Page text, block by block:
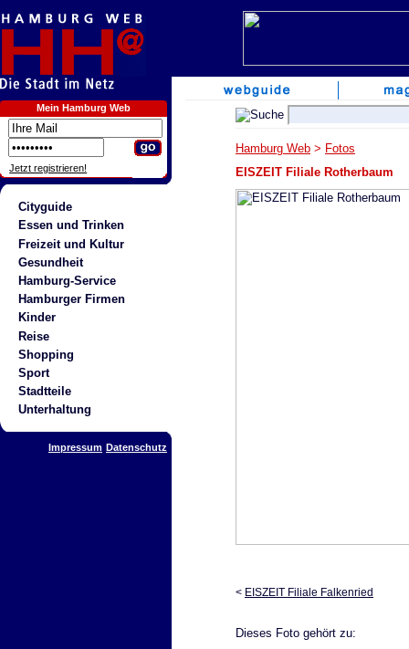
Mein Hamburg Web
Jetzt registrieren!
Cityguide
Essen und Trinken
Freizeit und Kultur
Gesundheit
Hamburg-Service
Hamburger Firmen
Kinder
Reise
Shopping
Sport
Stadtteile
Unterhaltung
Impressum Datenschutz
Hamburg Web > Fotos
EISZEIT Filiale Rotherbaum
< EISZEIT Filiale Falkenried
Dieses Foto gehört zu: